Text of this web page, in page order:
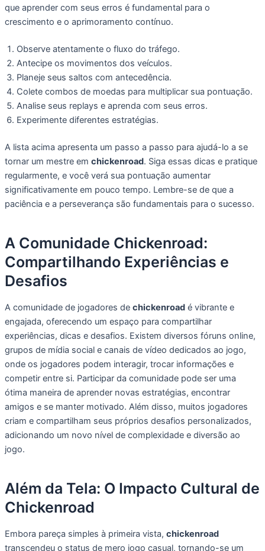
que aprender com seus erros é fundamental para o
crescimento e o aprimoramento contínuo.
Observe atentamente o fluxo do tráfego.
Antecipe os movimentos dos veículos.
Planeje seus saltos com antecedência.
Colete combos de moedas para multiplicar sua pontuação.
Analise seus replays e aprenda com seus erros.
Experimente diferentes estratégias.
A lista acima apresenta um passo a passo para ajudá-lo a se
tornar um mestre em chickenroad. Siga essas dicas e pratique
regularmente, e você verá sua pontuação aumentar
significativamente em pouco tempo. Lembre-se de que a
paciência e a perseverança são fundamentais para o sucesso.
A Comunidade Chickenroad:
Compartilhando Experiências e
Desafios
A comunidade de jogadores de chickenroad é vibrante e
engajada, oferecendo um espaço para compartilhar
experiências, dicas e desafios. Existem diversos fóruns online,
grupos de mídia social e canais de vídeo dedicados ao jogo,
onde os jogadores podem interagir, trocar informações e
competir entre si. Participar da comunidade pode ser uma
ótima maneira de aprender novas estratégias, encontrar
amigos e se manter motivado. Além disso, muitos jogadores
criam e compartilham seus próprios desafios personalizados,
adicionando um novo nível de complexidade e diversão ao
jogo.
Além da Tela: O Impacto Cultural de
Chickenroad
Embora pareça simples à primeira vista, chickenroad
transcendeu o status de mero jogo casual, tornando-se um